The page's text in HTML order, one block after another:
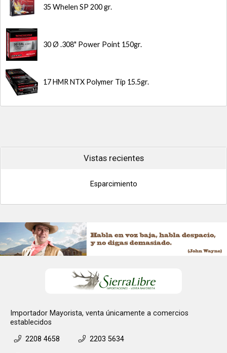
35 Whelen SP 200 gr.
30 Ø .308" Power Point 150gr.
17 HMR NTX Polymer Tip 15.5gr.
Vistas recientes
Esparcimiento
Importador Mayorista, venta únicamente a comercios
establecidos
2208 4658
2203 5634